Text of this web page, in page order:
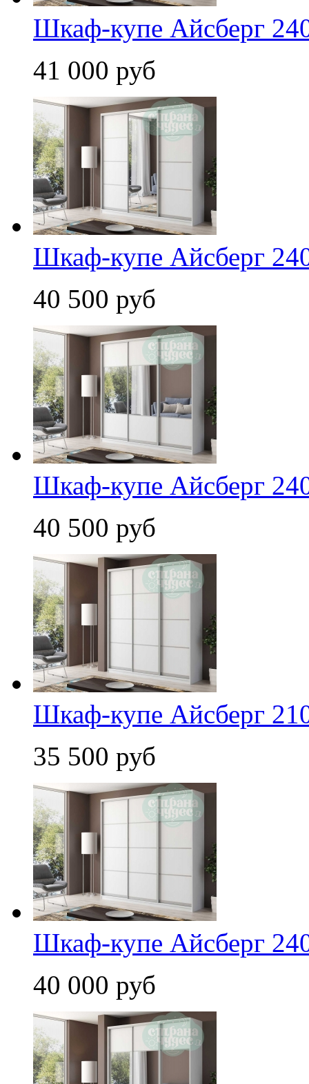
Шкаф-купе Айсберг
41 000 руб
Шкаф-купе Айсберг
40 500 руб
Шкаф-купе Айсберг
40 500 руб
Шкаф-купе Айсберг
35 500 руб
Шкаф-купе Айсберг
40 000 руб